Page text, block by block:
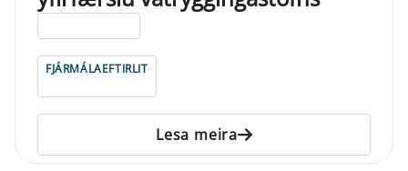
FJÁRMÁLAEFTIRLIT
Lesa meira